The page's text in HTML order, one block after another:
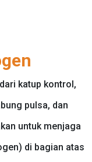
katup kontrol,
pulsa, dan
untuk menjaga
di bagian atas